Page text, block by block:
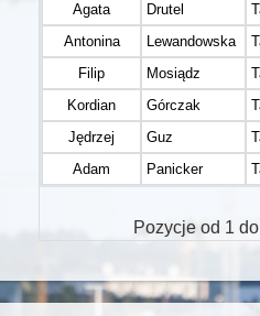
Agata Drutel
Antonina
Lewandowska
Filip
Mosiądz
Kordian
Górczak
Jędrzej
Guz
Adam
Panicker
Pozycje od 1